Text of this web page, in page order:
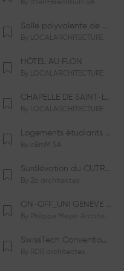
By Itten+Brechbühl SA
Salle polyvalente de Le Vaud
By LOCALARCHITECTURE
HÔTEL AU FLON
By LOCALARCHITECTURE
CHAPELLE DE SAINT-LOUP
By LOCALARCHITECTURE
Logements étudiants à Serrières
By cBmM SA
Surélévation du CUTR-CHUV
By 2b architectes
ON-OFF_UNI GENÈVE Faculté de Psychologie
By Philippe Meyer Architecte
SwissTech Convention Center
By RDR architectes